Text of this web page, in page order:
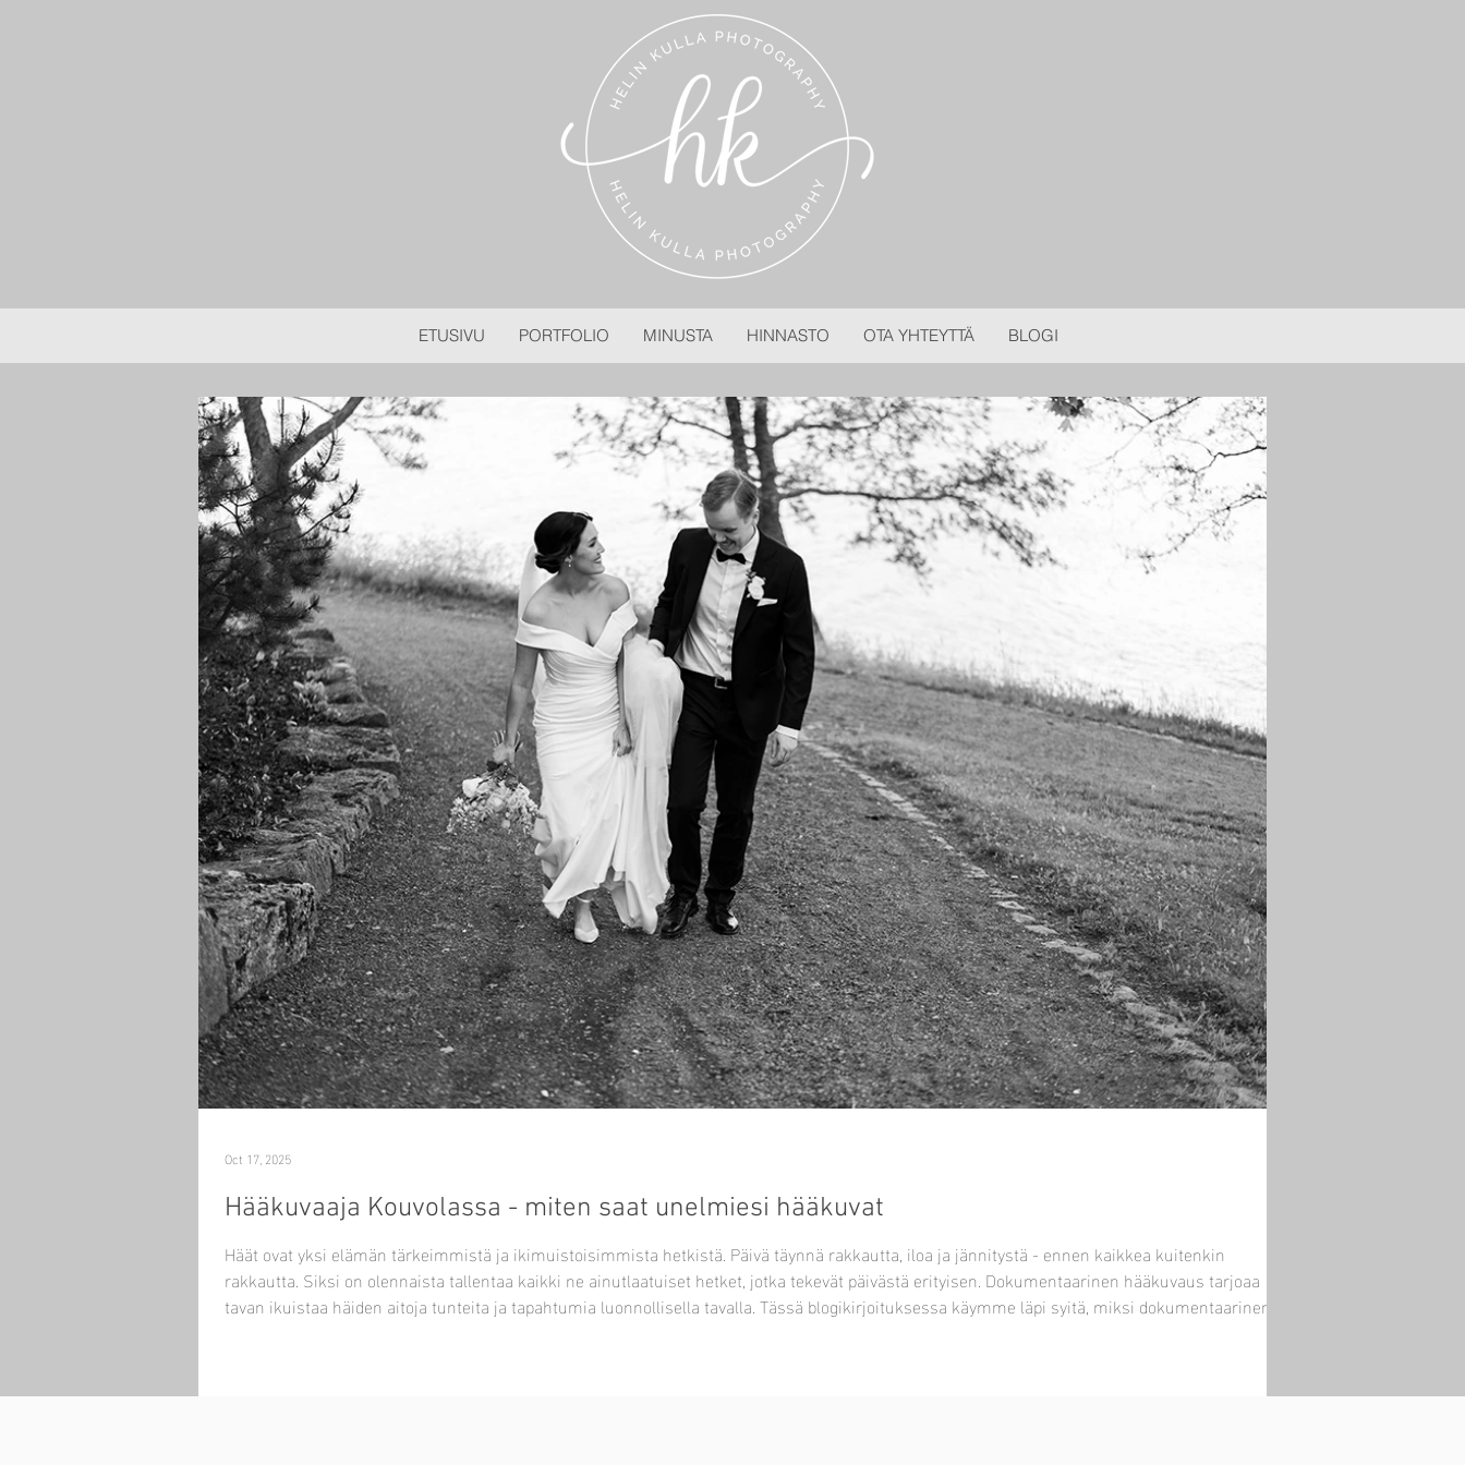
ETUSIVU PORTFOLIO MINUSTA HINNASTO OTA YHTEYTTÄ BLOGI
Hääkuvaaja Kouvolassa - miten saat unelmiesi hääkuvat
Häät ovat yksi elämän tärkeimmistä ja ikimuistoisimmista hetkistä. Päivä täynnä rakkautta, iloa ja jännitystä - ennen kaikkea kuitenkin
rakkautta. Siksi on olennaista tallentaa kaikki ne ainutlaatuiset hetket, jotka tekevät päivästä erityisen. Dokumentaarinen hääkuvaus tarjoaa
tavan ikuistaa häiden aitoja tunteita ja tapahtumia luonnollisella tavalla. Tässä blogikirjoituksessa käymme läpi syitä, miksi dokumentaarinen
Oct 17, 2025